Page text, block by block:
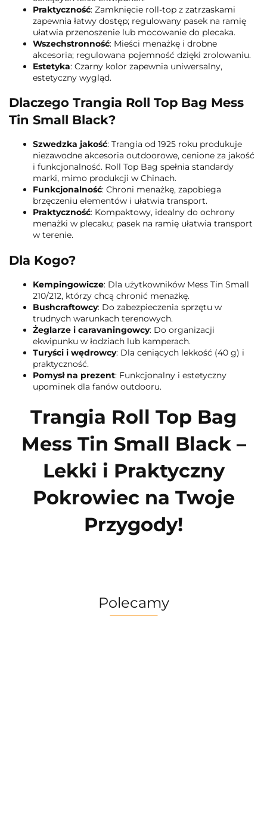
Praktyczność: Zamknięcie roll-top z zatrzaskami
zapewnia łatwy dostęp; regulowany pasek na ramię
ułatwia przenoszenie lub mocowanie do plecaka.
Wszechstronność: Mieści menażkę i drobne
akcesoria; regulowana pojemność dzięki zrolowaniu.
Estetyka: Czarny kolor zapewnia uniwersalny,
estetyczny wygląd.
Dlaczego Trangia Roll Top Bag Mess
Tin Small Black?
Szwedzka jakość: Trangia od 1925 roku produkuje
niezawodne akcesoria outdoorowe, cenione za jakość
i funkcjonalność. Roll Top Bag spełnia standardy
marki, mimo produkcji w Chinach.
Funkcjonalność: Chroni menażkę, zapobiega
brzęczeniu elementów i ułatwia transport.
Praktyczność: Kompaktowy, idealny do ochrony
menażki w plecaku; pasek na ramię ułatwia transport
w terenie.
Dla Kogo?
Kempingowicze: Dla użytkowników Mess Tin Small
210/212, którzy chcą chronić menażkę.
Bushcraftowcy: Do zabezpieczenia sprzętu w
trudnych warunkach terenowych.
Żeglarze i caravaningowcy: Do organizacji
ekwipunku w łodziach lub kamperach.
Turyści i wędrowcy: Dla ceniących lekkość (40 g) i
praktyczność.
Pomysł na prezent: Funkcjonalny i estetyczny
upominek dla fanów outdooru.
Trangia Roll Top Bag
Mess Tin Small Black –
Lekki i Praktyczny
Pokrowiec na Twoje
Przygody!
Polecamy